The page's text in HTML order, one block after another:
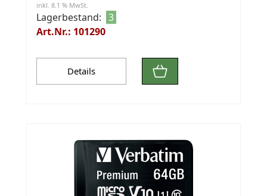
inkl. 8.1 % MwSt.
Lagerbestand: 3
Art.Nr.: 101290
Details